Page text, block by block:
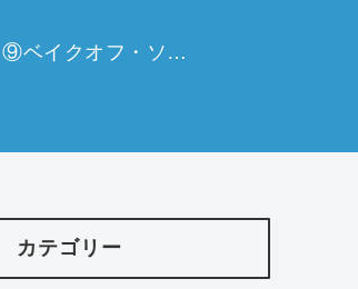
⑨ベイクオフ・ソーイングビー
カテゴリー